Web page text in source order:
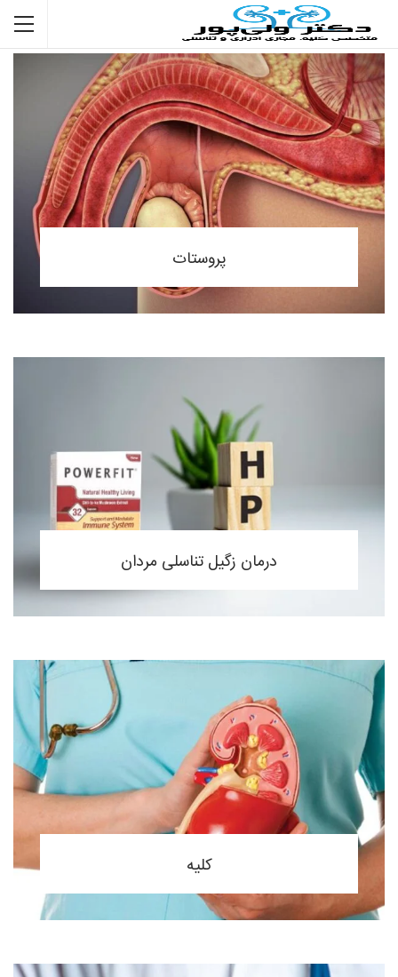
پروستات
درمان زگیل تناسلی مردان
کلیه